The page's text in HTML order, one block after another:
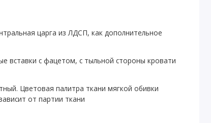
царга из ЛДСП, как дополнительное
вставки с фацетом, с тыльной стороны кровати
Цветовая палитра ткани мягкой обивки
от партии ткани